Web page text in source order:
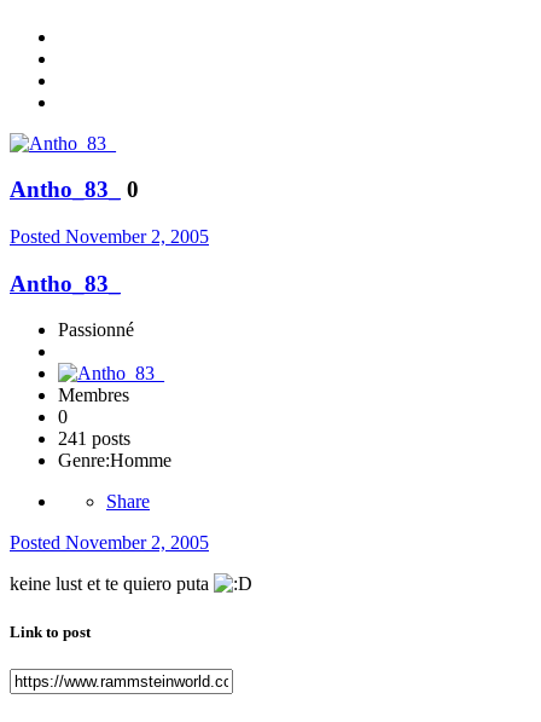
Antho_83_ 0
Posted November 2, 2005
Antho_83_
Passionné
Membres
0
241 posts
Genre:Homme
Share
Posted November 2, 2005
keine lust et te quiero puta
Link to post